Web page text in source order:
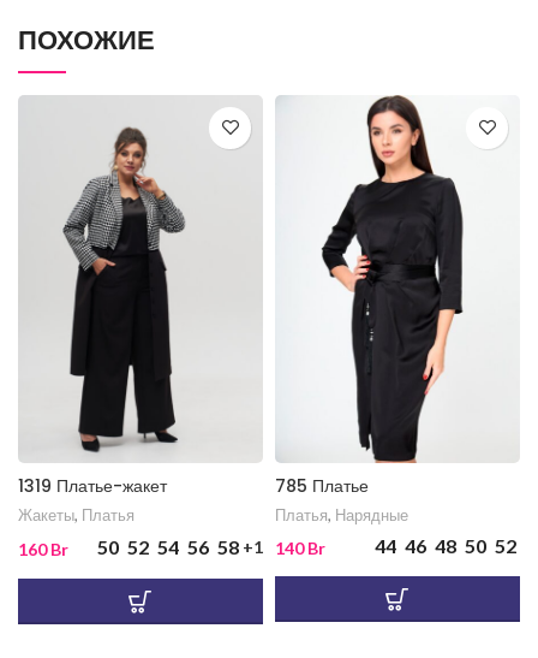
ПОХОЖИЕ
1319 Платье-жакет
Жакеты, Платья
160Br 50 52 54 56 58 +1
785 Платье
Платья, Нарядные
140Br 44 46 48 50 52